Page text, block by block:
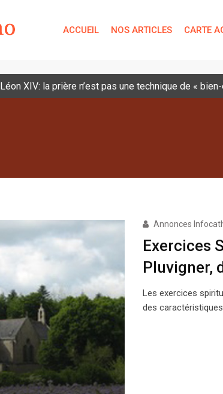
ACCUEIL NOS ARTICLES CARTE
Léon XIV: la prière n’est pas une technique de «
Annonces
Exercices
Pluvigner,
Les exercices
des